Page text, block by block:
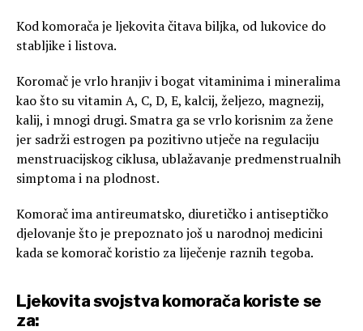
Kod komorača je ljekovita čitava biljka, od lukovice do
stabljike i listova.
Koromač je vrlo hranjiv i bogat vitaminima i mineralima
kao što su vitamin A, C, D, E, kalcij, željezo, magnezij,
kalij, i mnogi drugi. Smatra ga se vrlo korisnim za žene
jer sadrži estrogen pa pozitivno utječe na regulaciju
menstruacijskog ciklusa, ublažavanje predmenstrualnih
simptoma i na plodnost.
Komorač ima antireumatsko, diuretičko i antiseptičko
djelovanje što je prepoznato još u narodnoj medicini
kada se komorač koristio za liječenje raznih tegoba.
Ljekovita svojstva komorača koriste se
za: